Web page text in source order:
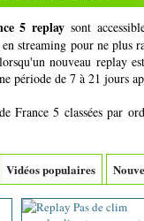
5 replay sont
streaming pour ne plus
nouveau replay
période de 7 à 21 jours
France 5 classées par
Vidéos populaires